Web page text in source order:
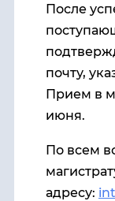
После
почту,
Прием в
июня.
По всем
адресу: